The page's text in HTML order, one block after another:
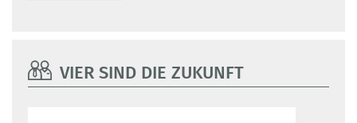
VIER SIND DIE ZUKUNFT